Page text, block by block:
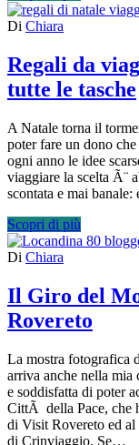
Di Chiara
Regali da
tutte le tasche
A Natale torna il
poter fare un dono
ogni anno le idee
viaggiare la scelta Ã¨
scontata e mai
Scopri di più
Di Chiara
Il Giro del
Rovereto
La mostra fotografica
arriva anche nella
e soddisfatta di poter
CittÃ della Pace, che
di Visit Rovereto ed al
di Crinviaggio. Se…